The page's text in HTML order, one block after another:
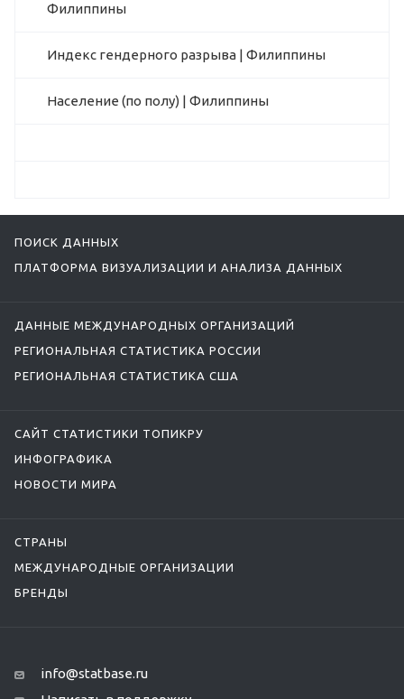
Филиппины
Индекс гендерного разрыва | Филиппины
Население (по полу) | Филиппины
ПОИСК ДАННЫХ
ПЛАТФОРМА ВИЗУАЛИЗАЦИИ И АНАЛИЗА ДАННЫХ
ДАННЫЕ МЕЖДУНАРОДНЫХ ОРГАНИЗАЦИЙ
РЕГИОНАЛЬНАЯ СТАТИСТИКА РОССИИ
РЕГИОНАЛЬНАЯ СТАТИСТИКА США
САЙТ СТАТИСТИКИ ТОПИКРУ
ИНФОГРАФИКА
НОВОСТИ МИРА
СТРАНЫ
МЕЖДУНАРОДНЫЕ ОРГАНИЗАЦИИ
БРЕНДЫ
info@statbase.ru